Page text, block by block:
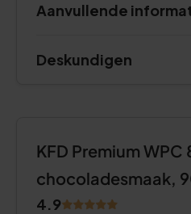
Aanvullende
Deskundigen
KFD Premium
chocoladesmaak,
4.9